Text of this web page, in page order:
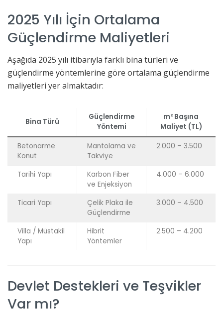
2025 Yılı İçin Ortalama
Güçlendirme Maliyetleri
Aşağıda 2025 yılı itibarıyla farklı bina türleri ve
güçlendirme yöntemlerine göre ortalama güçlendirme
maliyetleri yer almaktadır:
Bina Türü
Güçlendirme
Yöntemi
m² Başına
Maliyet (TL)
Betonarme
Konut
Mantolama ve
Takviye
2.000 – 3.500
Tarihi Yapı
Karbon Fiber
ve Enjeksiyon
4.000 – 6.000
Ticari Yapı
Çelik Plaka ile
Güçlendirme
3.000 – 4.500
Villa / Müstakil
Yapı
Hibrit
Yöntemler
2.500 – 4.200
Devlet Destekleri ve Teşvikler
Var mı?